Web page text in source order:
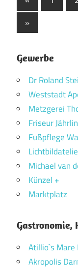
der
Beiträge
Beiträge
Nächste
Beiträge
»
Gewerbe
Dr Roland
Weststadt
Metzgerei
Friseur
Fußpflege
Michael van
Künzel +
Marktplatz
Gastronomie,
Atillio`s Mare
Akropolis